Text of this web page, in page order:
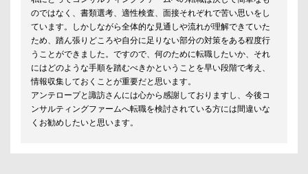
のではなく、書類選考、適性検査、面接それぞれで苦い思いをし
ています。しかしながら全体的な見通しや流れが理解できていた
ため、踏ん張りどころや自分に足りない部分の対策をある程度行
うことができました。ですので、何のために転職したいか、それ
にはどのような手順を踏むべきかということを早い段階で考え、
情報収集しておくことが重要だと思います。
アンテロープと諏訪さんには心から感謝しておりますし、今後コ
ンサルティングファームへ転職を検討されている方には間違いな
くお勧めしたいと思います。